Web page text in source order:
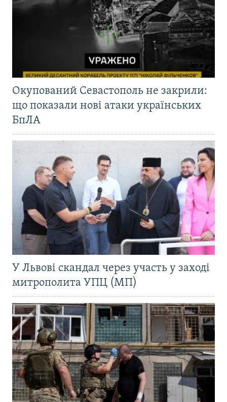
Окупований Севастополь не закрили:
що показали нові атаки українських
БпЛА
У Львові скандал через участь у заході
митрополита УПЦ (МП)